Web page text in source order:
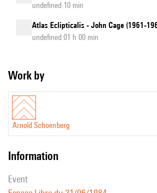
undefined 10 min
Atlas Eclipticalis - John Cage (1961-
undefined 01 h 00 min
Work by
Arnold Schoenberg
information
event